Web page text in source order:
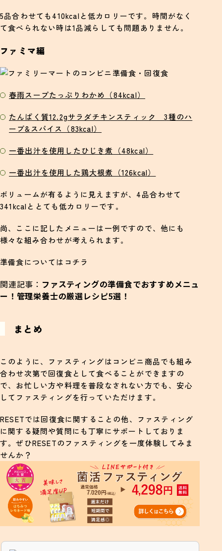
5品合わせても410kcalと低カロリーです。時間がなく
て食べられない時は1品減らしても問題ありません。
ファミマ編
春雨スープたっぷりわかめ（84kcal）
たんぱく質12.2gサラダチキンスティック 3種のハ
ーブ&スパイス（83kcal）
一番出汁を使用したひじき煮（48kcal）
一番出汁を使用した鶏大根煮（126kcal）
ボリュームが有るように見えますが、4品合わせて
341kcalととても低カロリーです。
尚、ここに記したメニューは一例ですので、他にも
様々な組み合わせが考えられます。
準備食についてはコチラ
関連記事： ファスティングの準備食でおすすめメニュ
ー！管理栄養士の厳選レシピ5選！
まとめ
このように、ファスティングはコンビニ商品でも組み
合わせ次第で回復食として食べることができますの
で、お忙しい方や料理を普段なされない方でも、安心
してファスティングを行っていただけます。
RESETでは回復食に関することの他、ファスティング
に関する疑問や質問にも丁寧にサポートしておりま
す。ぜひRESETのファスティングを一度体験してみま
せんか？